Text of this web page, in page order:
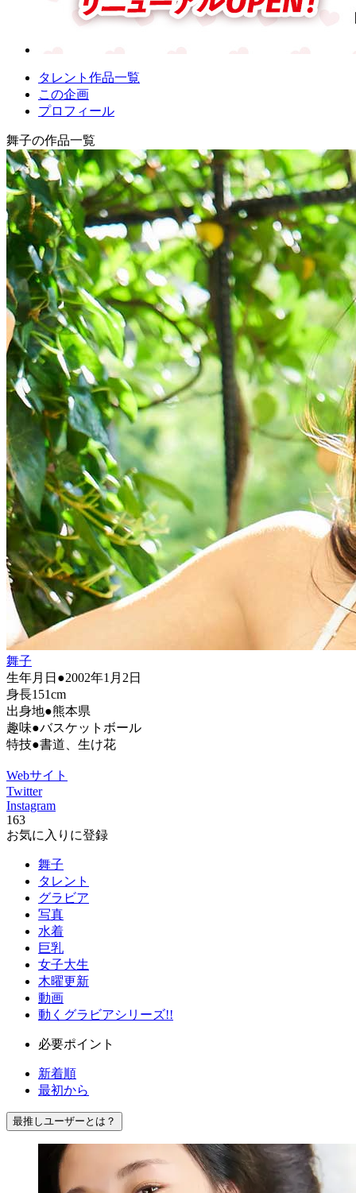
タレント作品一覧
この企画
プロフィール
舞子の作品一覧
舞子
生年月日●2002年1月2日
身長151cm
出身地●熊本県
趣味●バスケットボール
特技●書道、生け花
Webサイト
Twitter
Instagram
163
お気に入りに登録
舞子
タレント
グラビア
写真
水着
巨乳
女子大生
木曜更新
動画
動くグラビアシリーズ!!
必要ポイント
新着順
最初から
最推しユーザーとは？